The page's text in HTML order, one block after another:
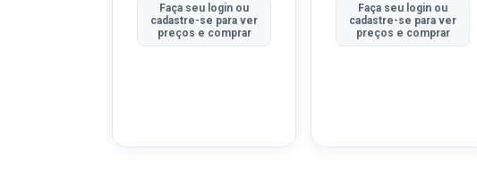
Faça seu login ou
cadastre-se para ver
preços e comprar
Faça seu login ou
cadastre-se para ver
preços e comprar